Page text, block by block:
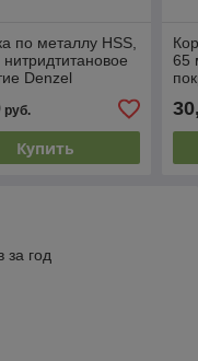
по металлу HSS,
Denzel
руб.
Купить
65
за год